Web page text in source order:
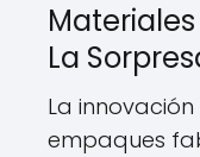
La
La innovación
empaques